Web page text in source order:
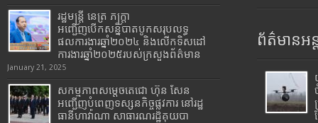
រដ្ឋមន្រ្តី​ នេត្រ​ ភក្ត្រា​
អញ្ជើញបើកសន្និបាតបូកសរុបលទ្ធ
ផលការងារឆ្នាំ២០២៤ និងលើកទិសដៅ
ការងារឆ្នាំ២០២៥របស់​ក្រសួង​ព័ត៌មាន​
January 21, 2025
សកម្មភាពសម្តេចតេជោ ហ៊ុន សែន
អញ្ជើញបំពេញទស្សនកិច្ចផ្លូវការ នៅរដ្ឋ
ធានីហាវ៉ាណា សាធារណរដ្ឋគុយបា
ព័ត៌មានអន្